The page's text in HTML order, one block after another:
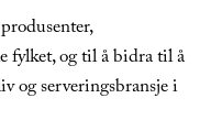
fylket, og til å bidra til å
og serveringsbransje i